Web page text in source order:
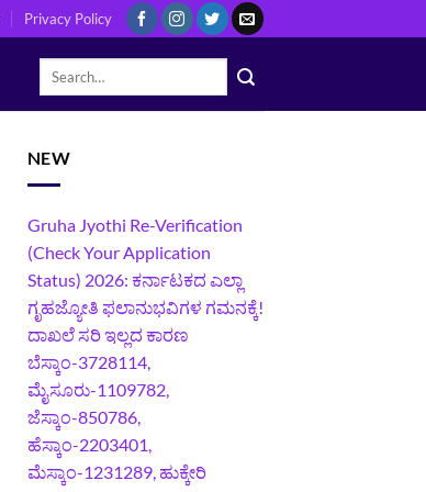
Privacy Policy
NEW
Gruha Jyothi Re-Verification
(Check Your Application
Status) 2026: ಕರ್ನಾಟಕದ ಎಲ್ಲಾ
ಗೃಹಜ್ಯೋತಿ ಫಲಾನುಭವಿಗಳ ಗಮನಕ್ಕೆ!
ದಾಖಲೆ ಸರಿ ಇಲ್ಲದ ಕಾರಣ
ಬೆಸ್ಕಾಂ-3728114,
ಮೈಸೂರು-1109782,
ಜೆಸ್ಕಾಂ-850786,
ಹೆಸ್ಕಾಂ-2203401,
ಮೆಸ್ಕಾಂ-1231289, ಹುಕ್ಕೇರಿ